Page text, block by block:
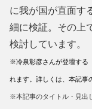
に我が国が直面す
細に検証。その上
検討しています。
※冷泉彰彦さんが登壇する
れます。詳しくは、本記事
※本記事のタイトル・見出